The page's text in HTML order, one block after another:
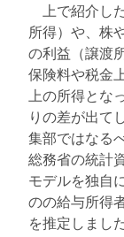
上で紹介し
所得）や、株
の利益（譲渡
保険料や税金
上の所得とな
りの差が出て
集部ではなる
総務省の統計
モデルを独自
のの給与所得
を推定しました